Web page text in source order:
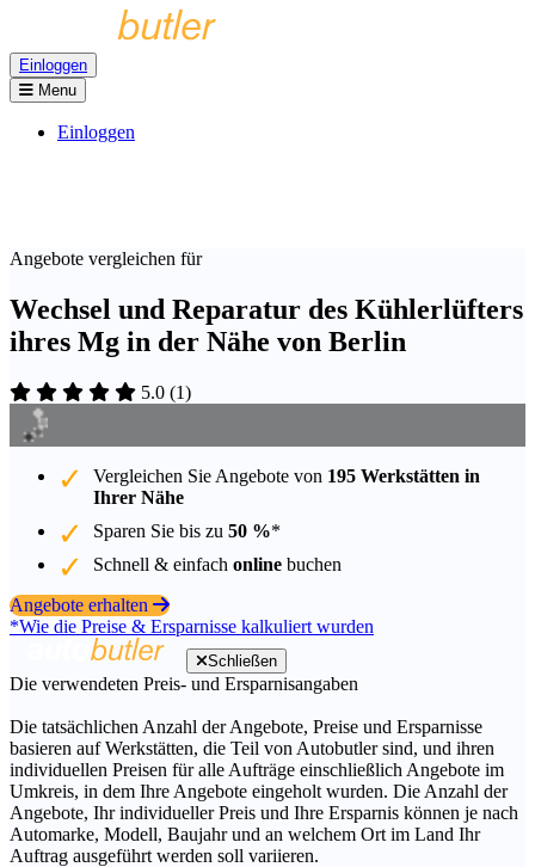
Einloggen
Menu
Einloggen
Angebote vergleichen für
Wechsel und Reparatur des Kühlerlüfters
ihres Mg in der Nähe von Berlin
5.0 (1)
Vergleichen Sie Angebote von 195 Werkstätten in
Ihrer Nähe
Sparen Sie bis zu 50 %*
Schnell & einfach online buchen
Angebote erhalten
*Wie die Preise & Ersparnisse kalkuliert wurden
Schließen
Die verwendeten Preis- und Ersparnisangaben
Die tatsächlichen Anzahl der Angebote, Preise und Ersparnisse
basieren auf Werkstätten, die Teil von Autobutler sind, und ihren
individuellen Preisen für alle Aufträge einschließlich Angebote im
Umkreis, in dem Ihre Angebote eingeholt wurden. Die Anzahl der
Angebote, Ihr individueller Preis und Ihre Ersparnis können je nach
Automarke, Modell, Baujahr und an welchem Ort im Land Ihr
Auftrag ausgeführt werden soll variieren.